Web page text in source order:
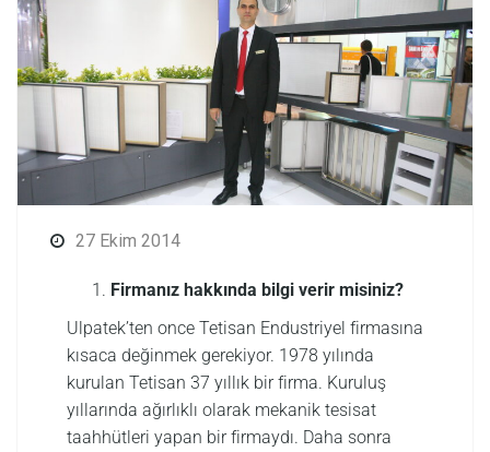
27 Ekim 2014
Firmanız hakkında bilgi verir misiniz?
Ulpatek’ten once Tetisan Endustriyel firmasına
kısaca değinmek gerekiyor. 1978 yılında
kurulan Tetisan 37 yıllık bir firma. Kuruluş
yıllarında ağırlıklı olarak mekanik tesisat
taahhütleri yapan bir firmaydı. Daha sonra